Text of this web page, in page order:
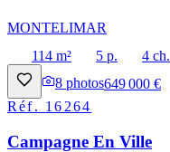
MONTELIMAR
114 m²
5 p. 4 ch.
8 photos649 000 €
Réf. 16264
Campagne En Ville